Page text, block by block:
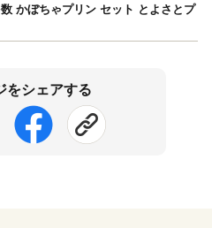
かぼちゃプリン セット とよさとプ
をシェアする